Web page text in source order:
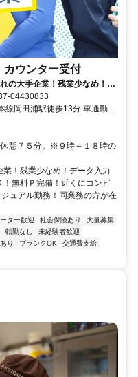
カウンター受付
の大手企業！残業少なめ！デ
04430833
憩７５分。※９時～１８時の
！残業少なめ！データ入力
無料Ｐ完備！近くにコンビ
ュアル勤務！同業務の方が在
ター歓迎 社会保険あり
大量募集
転勤なし
未経験者歓迎
り ブランクOK
交通費支給